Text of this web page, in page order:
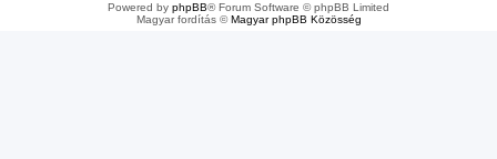
Powered by phpBB® Forum Software © phpBB Limited
Magyar fordítás ©Magyar phpBB Közösség